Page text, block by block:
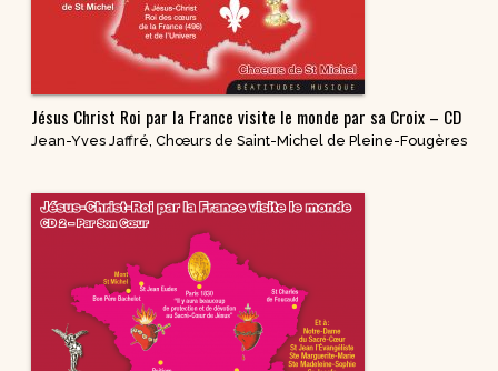
Jésus Christ Roi par la France visite le monde par sa Croix – CD
Jean-Yves Jaffré, Chœurs de Saint-Michel de Pleine-Fougères